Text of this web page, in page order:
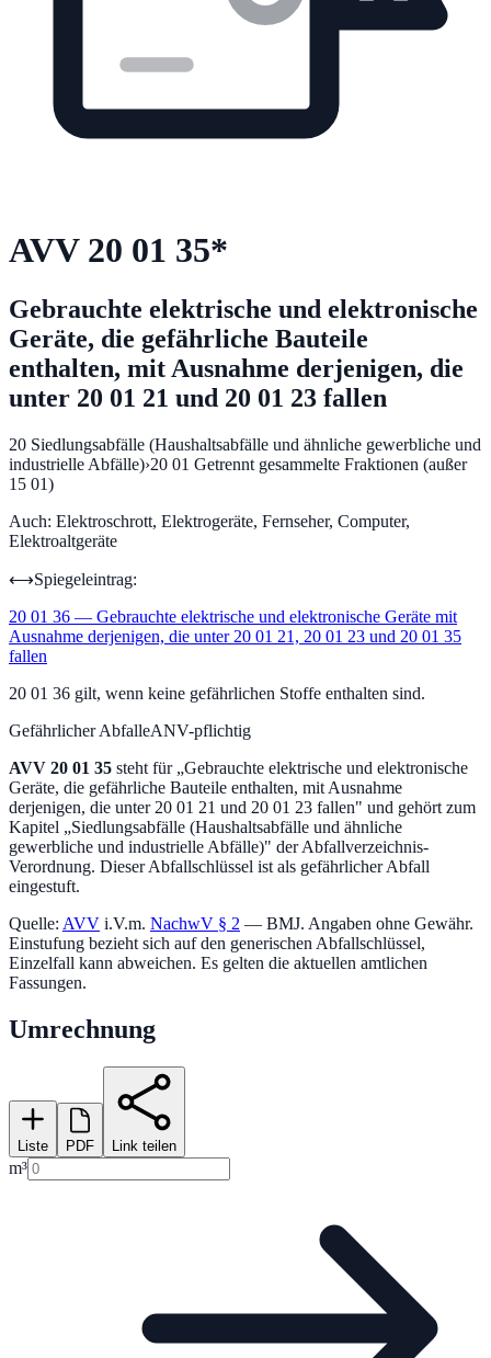
AVV 20 01 35*
Gebrauchte elektrische und elektronische
Geräte, die gefährliche Bauteile
enthalten, mit Ausnahme derjenigen, die
unter 20 01 21 und 20 01 23 fallen
20 Siedlungsabfälle (Haushaltsabfälle und ähnliche gewerbliche und
industrielle Abfälle)›20 01 Getrennt gesammelte Fraktionen (außer
15 01)
Auch: Elektroschrott, Elektrogeräte, Fernseher, Computer,
Elektroaltgeräte
⟷Spiegeleintrag:
20 01 36 — Gebrauchte elektrische und elektronische Geräte mit
Ausnahme derjenigen, die unter 20 01 21, 20 01 23 und 20 01 35
fallen
20 01 36 gilt, wenn keine gefährlichen Stoffe enthalten sind.
Gefährlicher AbfalleANV-pflichtig
AVV 20 01 35 steht für „Gebrauchte elektrische und elektronische
Geräte, die gefährliche Bauteile enthalten, mit Ausnahme
derjenigen, die unter 20 01 21 und 20 01 23 fallen" und gehört zum
Kapitel „Siedlungsabfälle (Haushaltsabfälle und ähnliche
gewerbliche und industrielle Abfälle)" der Abfallverzeichnis-
Verordnung. Dieser Abfallschlüssel ist als gefährlicher Abfall
eingestuft.
Quelle: AVV i.V.m. NachwV § 2 — BMJ. Angaben ohne Gewähr.
Einstufung bezieht sich auf den generischen Abfallschlüssel,
Einzelfall kann abweichen. Es gelten die aktuellen amtlichen
Fassungen.
Umrechnung
Liste PDF Link teilen
m³